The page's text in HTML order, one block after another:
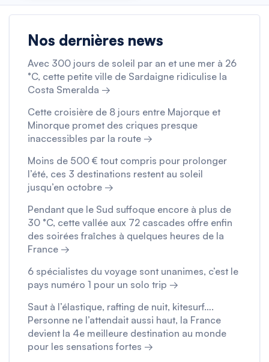
Nos dernières news
Avec 300 jours de soleil par an et une mer à 26
°C, cette petite ville de Sardaigne ridiculise la
Costa Smeralda →
Cette croisière de 8 jours entre Majorque et
Minorque promet des criques presque
inaccessibles par la route →
Moins de 500 € tout compris pour prolonger
l’été, ces 3 destinations restent au soleil
jusqu’en octobre →
Pendant que le Sud suffoque encore à plus de
30 °C, cette vallée aux 72 cascades offre enfin
des soirées fraîches à quelques heures de la
France →
6 spécialistes du voyage sont unanimes, c’est le
pays numéro 1 pour un solo trip →
Saut à l’élastique, rafting de nuit, kitesurf….
Personne ne l’attendait aussi haut, la France
devient la 4e meilleure destination au monde
pour les sensations fortes →